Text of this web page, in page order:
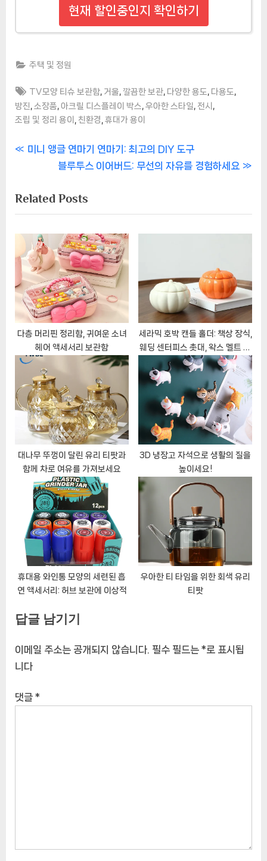
현재 할인중인지 확인하기
주택 및 정원
Tags:
TV모양 티슈 보관함 거울 ,깔끔한 보관 다양한 용도 다용도
방진 소장품 아크릴 디스플레이 박스 우아한 스타일 전시
조립 및 정리 용이
친환경 휴대가 용이
글
색
P
v
i
o
u
s
P
o
s
t
미니 앵글 연마기 연마기: 최고의 DIY 도구
N
x
t
P
o
s
t
:
블루투스 이어버드: 무선의 자유를 경험하세요
Related Posts
다층 머리핀 정리함, 귀여운 소녀
헤어 액세서리 보관함
세라믹 호박 캔들 홀더: 책상 장식,
웨딩 센터피스 촛대, 왁스 멜트 버
너
대나무 뚜껑이 달린 유리 티팟과
함께 차로 여유를 가져보세요
3D 냉장고 자석으로 생활의 질을
높이세요!
휴대용 와인통 모양의 세련된 흡
연 액세서리: 허브 보관에 이상적
우아한 티 타임을 위한 회색 유리
티팟
답글 남기기
이메일 주소는 공개되지 않습니다. 필수 필드는 *로 표시됩
니다
댓글 *